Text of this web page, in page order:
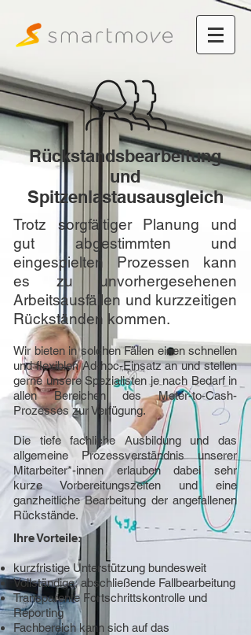
Rückstandsbearbeitung
und
Spitzenlastausausgleich
Trotz sorgfältiger Planung und
gut abgestimmten und
eingespielten Prozessen kann
es zu unvorhergesehenen
Arbeitsausfällen und kurzzeitigen
Rückständen kommen.
Wir bieten in solchen Fällen einen schnellen
und flexiblen Ad-hoc-Einsatz an und stellen
gerne unsere Spezialisten je nach Bedarf in
allen Bereichen des Meter-to-Cash-
Prozesses zur Verfügung.
Die tiefe fachliche Ausbildung und das
allgemeine Prozessverständnis unserer
Mitarbeiter*-innen erlauben dabei sehr
kurze Vorbereitungszeiten und eine
ganzheitliche Bearbeitung der angefallenen
Rückstände.
Ihre Vorteile:
kurzfristige Unterstützung bundesweit
Vollständige, abschließende Fallbearbeitung
Transparente Fortschrittskontrolle und
Reporting
Fachbereich kann sich auf das